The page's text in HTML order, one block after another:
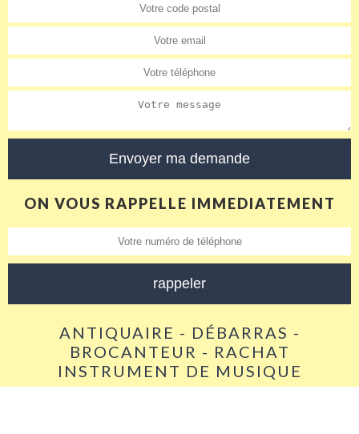
ON VOUS RAPPELLE IMMEDIATEMENT
ANTIQUAIRE - DÉBARRAS -
BROCANTEUR - RACHAT
INSTRUMENT DE MUSIQUE